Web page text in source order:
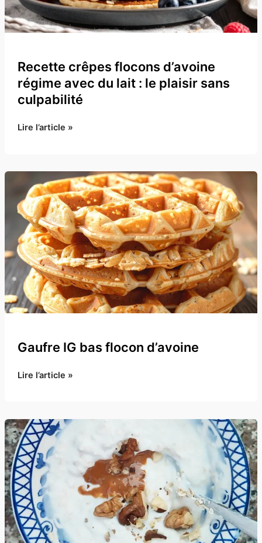
Recette crêpes flocons d’avoine
régime avec du lait : le plaisir sans
culpabilité
Recette
d’avoine
régime
avec
du
lait
:
le
plaisir
sans
culpabilité
Lire l’article »
Gaufre IG bas flocon d’avoine​
Gaufre
flocon
d’avoine​
Lire l’article »